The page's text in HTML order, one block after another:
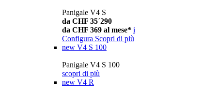
Panigale V4 S
da CHF 35´290
da CHF 369 al mese* i
Configura Scopri di più
new V4 S 100
Panigale V4 S 100
scopri di più
new V4 R